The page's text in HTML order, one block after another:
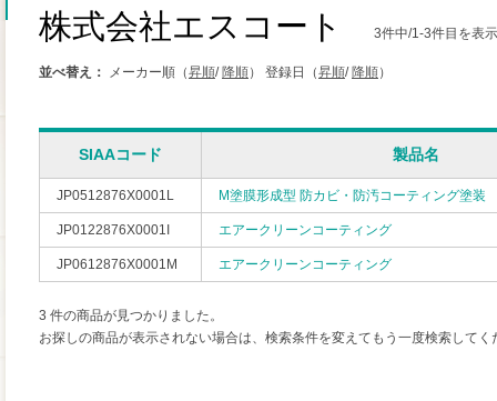
株式会社エスコート 3件中/1-3件目を表
並べ替え： メーカー順（昇順/ 降順） 登録日（昇順/ 降順）
SIAAコード 製品名
JP0512876X0001L M塗膜形成型 防カビ・防汚コーティング塗装
JP0122876X0001I エアークリーンコーティング
JP0612876X0001M エアークリーンコーティング
3 件の商品が見つかりました。
お探しの商品が表示されない場合は、検索条件を変えてもう一度検索してく